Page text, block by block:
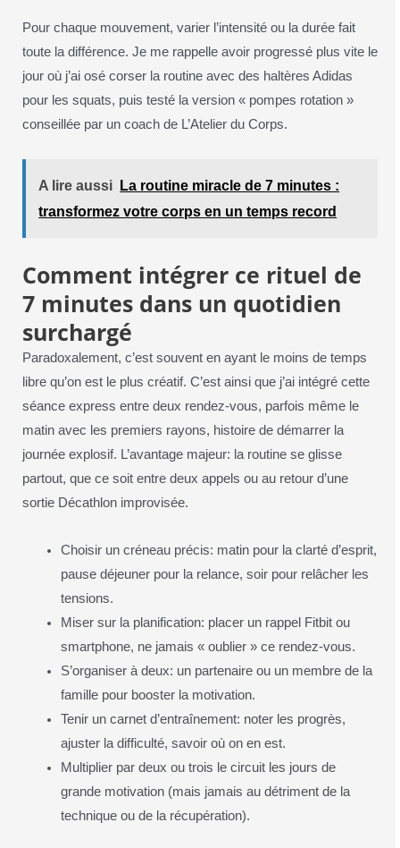
Pour chaque mouvement, varier l’intensité ou la durée fait
toute la différence. Je me rappelle avoir progressé plus vite le
jour où j’ai osé corser la routine avec des haltères Adidas
pour les squats, puis testé la version « pompes rotation »
conseillée par un coach de L’Atelier du Corps.
A lire aussi
La routine miracle de 7 minutes :
transformez votre corps en un temps record
Comment intégrer ce rituel de
7 minutes dans un quotidien
surchargé
Paradoxalement, c’est souvent en ayant le moins de temps
libre qu’on est le plus créatif. C’est ainsi que j’ai intégré cette
séance express entre deux rendez-vous, parfois même le
matin avec les premiers rayons, histoire de démarrer la
journée explosif. L’avantage majeur: la routine se glisse
partout, que ce soit entre deux appels ou au retour d’une
sortie Décathlon improvisée.
Choisir un créneau précis: matin pour la clarté d’esprit,
pause déjeuner pour la relance, soir pour relâcher les
tensions.
Miser sur la planification: placer un rappel Fitbit ou
smartphone, ne jamais « oublier » ce rendez-vous.
S’organiser à deux: un partenaire ou un membre de la
famille pour booster la motivation.
Tenir un carnet d’entraînement: noter les progrès,
ajuster la difficulté, savoir où on en est.
Multiplier par deux ou trois le circuit les jours de
grande motivation (mais jamais au détriment de la
technique ou de la récupération).